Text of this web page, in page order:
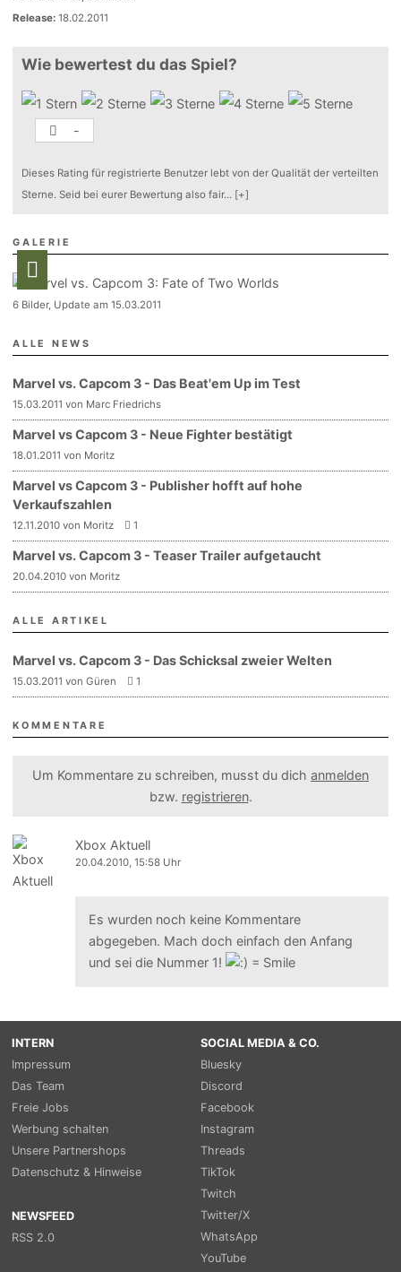
Release: 18.02.2011
Wie bewertest du das Spiel?
-
Dieses Rating für registrierte Benutzer lebt von der Qualität der verteilten
Sterne. Seid bei eurer Bewertung also fair... [+]
GALERIE
6 Bilder, Update am 15.03.2011
ALLE NEWS
Marvel vs. Capcom 3 - Das Beat'em Up im Test
15.03.2011 von Marc Friedrichs
Marvel vs Capcom 3 - Neue Fighter bestätigt
18.01.2011 von Moritz
Marvel vs Capcom 3 - Publisher hofft auf hohe
Verkaufszahlen
12.11.2010 von Moritz 1
Marvel vs. Capcom 3 - Teaser Trailer aufgetaucht
20.04.2010 von Moritz
ALLE ARTIKEL
Marvel vs. Capcom 3 - Das Schicksal zweier Welten
15.03.2011 von Güren 1
KOMMENTARE
Um Kommentare zu schreiben, musst du dich anmelden
bzw. registrieren.
Xbox Aktuell
20.04.2010, 15:58 Uhr
Es wurden noch keine Kommentare
abgegeben. Mach doch einfach den Anfang
und sei die Nummer 1!
INTERN
Impressum
Das Team
Freie Jobs
Werbung schalten
Unsere Partnershops
Datenschutz & Hinweise
NEWSFEED
RSS 2.0
SOCIAL MEDIA & CO.
Bluesky
Discord
Facebook
Instagram
Threads
TikTok
Twitch
Twitter/X
WhatsApp
YouTube